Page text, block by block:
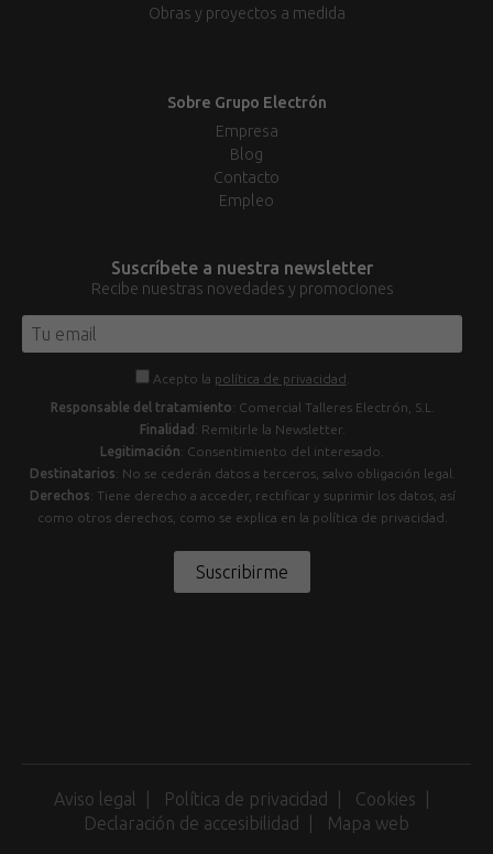
Obras y proyectos a medida
Sobre Grupo Electrón
Empresa
Blog
Contacto
Empleo
Suscríbete a nuestra newsletter
Recibe nuestras novedades y promociones
Acepto la política de privacidad
Responsable del tratamiento: Comercial Talleres Electrón, S.L.
Finalidad : Remitirle la Newsletter.
Legitimación: Consentimiento del interesado.
Destinatarios: No se cederán datos a terceros, salvo obligación legal.
Derechos: Tiene derecho a acceder, rectificar y suprimir los datos, así
como otros derechos, como se explica en la política de privacidad.
Suscribirme
Aviso legal Política de privacidad
Cookies
Declaración de accesibilidad
Mapa web